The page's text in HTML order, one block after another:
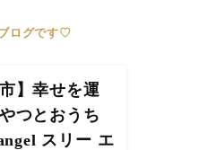
ログです♡
】幸せを運
つとおうち
スリー エ